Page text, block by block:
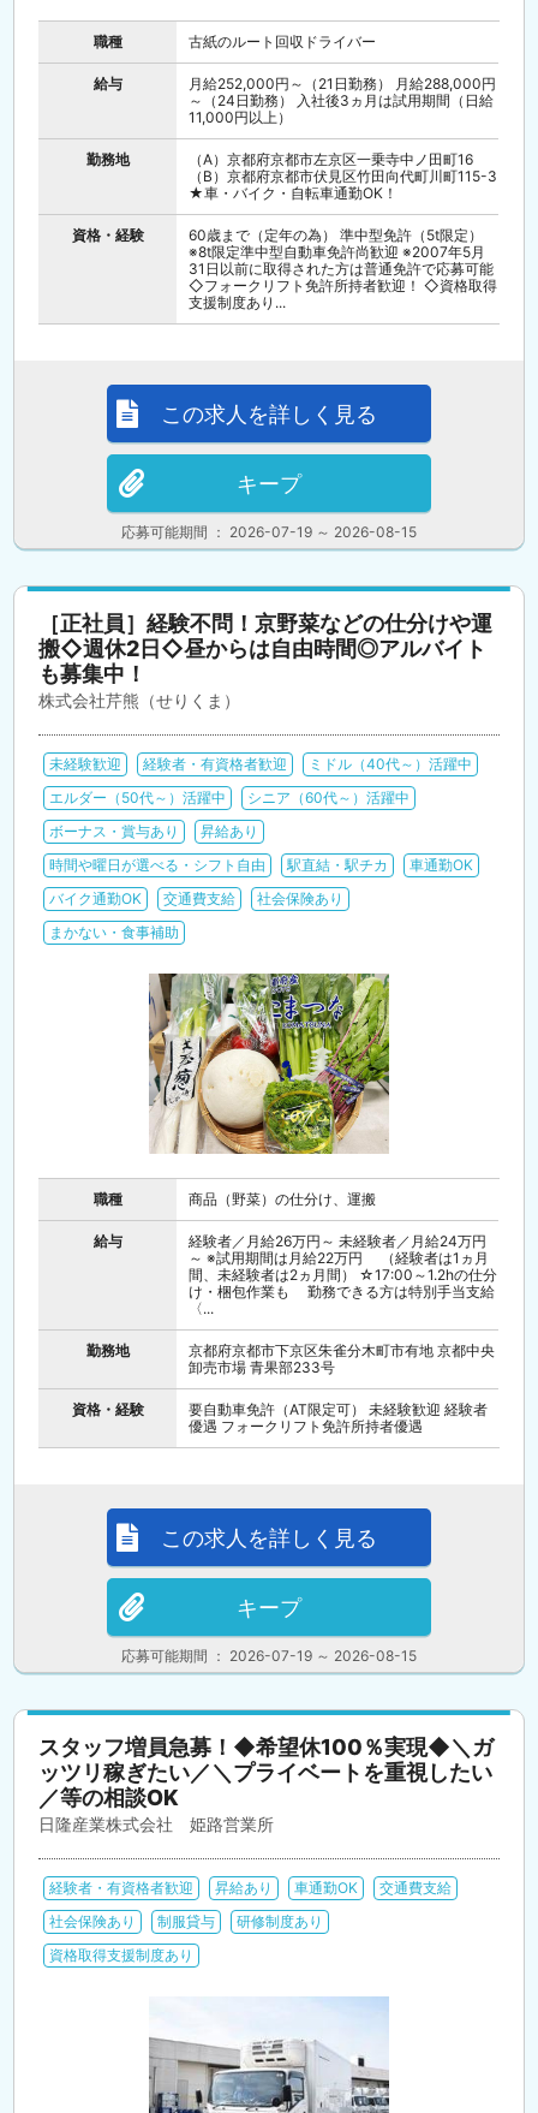
職種 古紙のルート回収ドライバー
給与
月給252,000円～（21日勤務） 月給288,000円
～（24日勤務） 入社後3ヵ月は試用期間（日給
11,000円以上）
勤務地
（A）京都府京都市左京区一乗寺中ノ田町16
（B）京都府京都市伏見区竹田向代町川町115-3
★車・バイク・自転車通勤OK！
資格・経験
60歳まで（定年の為） 準中型免許（5t限定）
※8t限定準中型自動車免許尚歓迎 ※2007年5月
31日以前に取得された方は普通免許で応募可能
◇フォークリフト免許所持者歓迎！ ◇資格取得
支援制度あり...
応募可能期間 ： 2026-07-19 ～ 2026-08-15
この求人を詳しく見る
キープ
［正社員］経験不問！京野菜などの仕分けや運
搬◇週休2日◇昼からは自由時間◎アルバイト
も募集中！
株式会社芹熊（せりくま）
未経験歓迎 経験者・有資格者歓迎
ミドル（40代～）活躍中
エルダー（50代～）活躍中
シニア（60代～）活躍中
ボーナス・賞与あり
昇給あり
時間や曜日が選べる・シフト自由
駅直結・駅チカ
車通勤OK
バイク通勤OK
交通費支給
社会保険あり
まかない・食事補助
職種 商品（野菜）の仕分け、運搬
給与
経験者／月給26万円～ 未経験者／月給24万円
～ ※試用期間は月給22万円 （経験者は1ヵ月
間、未経験者は2ヵ月間） ☆17:00～1.2hの仕分
け・梱包作業も 勤務できる方は特別手当支給
〈...
勤務地
京都府京都市下京区朱雀分木町市有地 京都中央
卸売市場 青果部233号
資格・経験
要自動車免許（AT限定可） 未経験歓迎 経験者
優遇 フォークリフト免許所持者優遇
応募可能期間 ： 2026-07-19 ～ 2026-08-15
この求人を詳しく見る
キープ
スタッフ増員急募！◆希望休100％実現◆＼ガ
ッツリ稼ぎたい／＼プライベートを重視したい
／等の相談OK
日隆産業株式会社 姫路営業所
経験者・有資格者歓迎 昇給あり 車通勤OK
交通費支給
社会保険あり
制服貸与
研修制度あり
資格取得支援制度あり